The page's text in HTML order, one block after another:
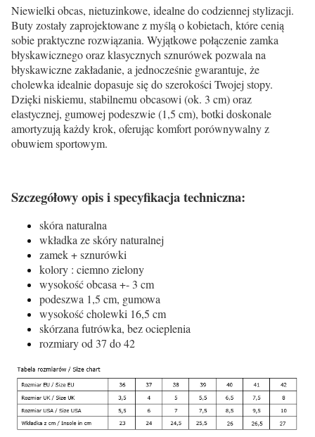
Niewielki obcas, nietuzinkowe, idealne do codziennej stylizacji.
Buty zostały zaprojektowane z myślą o kobietach, które cenią
sobie praktyczne rozwiązania. Wyjątkowe połączenie zamka
błyskawicznego oraz klasycznych sznurówek pozwala na
błyskawiczne zakładanie, a jednocześnie gwarantuje, że
cholewka idealnie dopasuje się do szerokości Twojej stopy.
Dzięki niskiemu, stabilnemu obcasowi (ok. 3 cm) oraz
elastycznej, gumowej podeszwie (1,5 cm), botki doskonale
amortyzują każdy krok, oferując komfort porównywalny z
obuwiem sportowym.
Szczegółowy opis i specyfikacja techniczna:
skóra naturalna
wkładka ze skóry naturalnej
zamek + sznurówki
kolory : ciemno zielony
wysokość obcasa +- 3 cm
podeszwa 1,5 cm, gumowa
wysokość cholewki 16,5 cm
skórzana futrówka, bez ocieplenia
rozmiary od 37 do 42